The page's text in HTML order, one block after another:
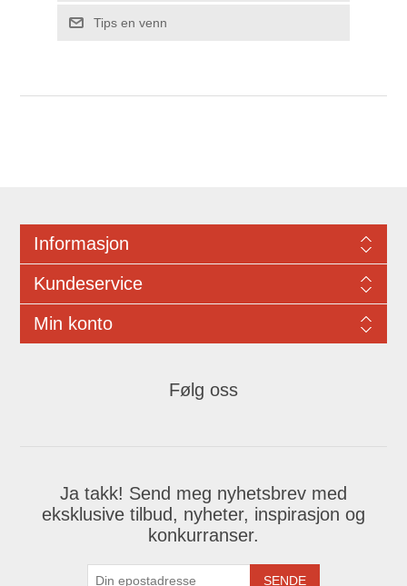
Tips en venn
Informasjon
Kundeservice
Min konto
Følg oss
Ja takk! Send meg nyhetsbrev med
eksklusive tilbud, nyheter, inspirasjon og
konkurranser.
SENDE